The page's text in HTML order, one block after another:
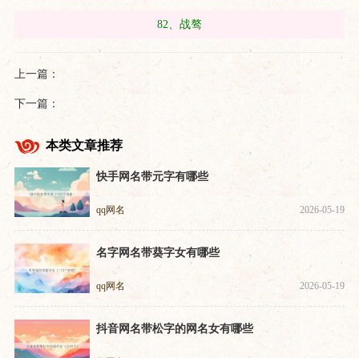
82、战骜
上一篇：
下一篇：
本类文章推荐
快手网名带元字有哪些
qq网名 2026-05-19
名字网名带葵字女有哪些
qq网名 2026-05-19
抖音网名带松字的网名女有哪些